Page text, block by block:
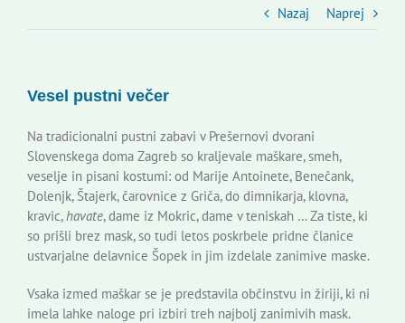
Kontakti
Novi odmev – naše glasilo
Založništvo
Koristne informacije
Nazaj Naprej
Vesel pustni večer
Na tradicionalni pustni zabavi v Prešernovi dvorani
Slovenskega doma Zagreb so kraljevale maškare, smeh,
veselje in pisani kostumi: od Marije Antoinete, Benečank,
Dolenjk, Štajerk, čarovnice z Griča, do dimnikarja, klovna,
kravic, havate, dame iz Mokric, dame v teniskah … Za tiste, ki
so prišli brez mask, so tudi letos poskrbele pridne članice
ustvarjalne delavnice Šopek in jim izdelale zanimive maske.
Vsaka izmed maškar se je predstavila občinstvu in žiriji, ki ni
imela lahke naloge pri izbiri treh najbolj zanimivih mask.